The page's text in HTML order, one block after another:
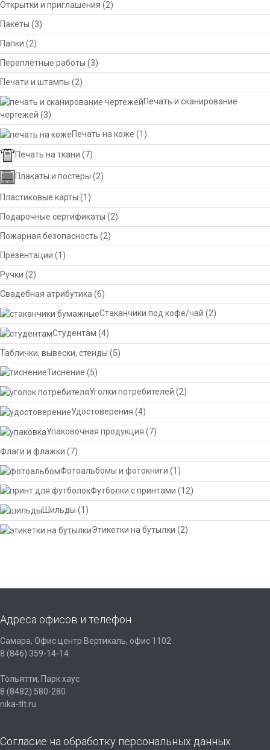
Открытки и приглашения (2)
Пакеты (3)
Папки (2)
Переплётные работы (3)
Печати и штампы (2)
Печать и сканирование
чертежей (3)
Печать на коже (1)
Печать на ткани (7)
Плакаты и постеры (2)
Пластиковые карты (1)
Подарочные сертификаты (2)
Пожарная безопасность (2)
Презентации (1)
Ручки (2)
Свадебная атрибутика (6)
Стаканчики под кофе/чай (2)
Студентам (4)
Таблички, вывески, стенды (5)
Тиснение (5)
Уголки потребителей (2)
Удостоверения (4)
Упаковочная продукция (7)
Флаги и флажки (7)
Фотоальбомы и фотокниги (1)
Футболки с принтами (12)
Шильды (1)
Этикетки на бутылки (2)
Адреса офисов и телефон
Самара, Офис центр Вертикаль, офис 1102
8 (846) 359-14-14
Тольятти, Парк хаус
8 (8482) 580-280
nika-tlt.ru
Согласие на обработку персональных данных